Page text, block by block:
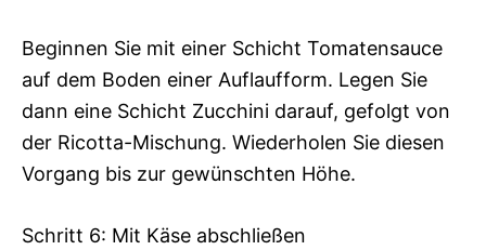
Beginnen Sie mit einer Schicht Tomatensauce
auf dem Boden einer Auflaufform. Legen Sie
dann eine Schicht Zucchini darauf, gefolgt von
der Ricotta-Mischung. Wiederholen Sie diesen
Vorgang bis zur gewünschten Höhe.
Schritt 6: Mit Käse abschließen